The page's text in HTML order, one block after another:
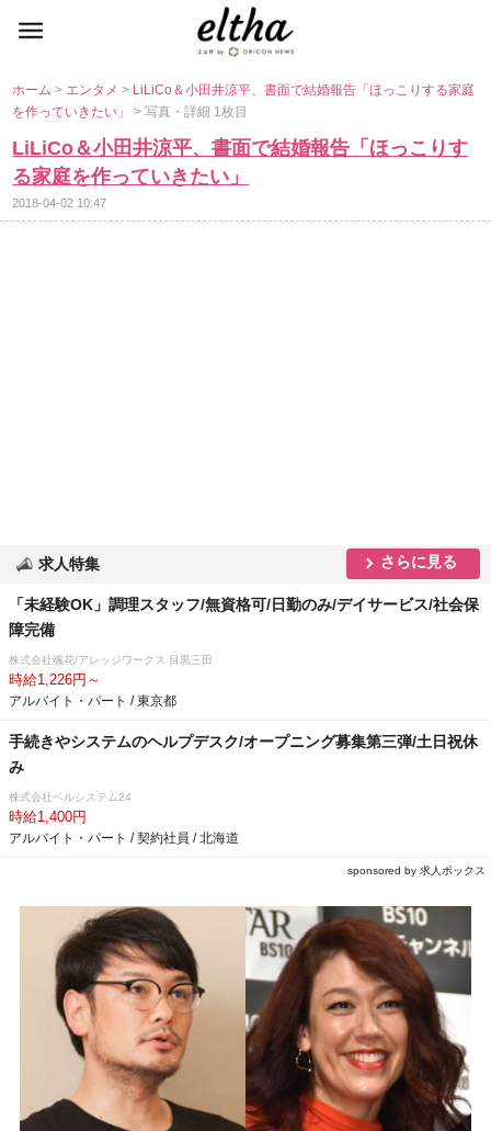
ホーム> エンタメ> LiLiCo＆小田井涼平、書面で結婚報告「ほっこりする家庭
を作っていきたい」> 写真・詳細 1枚目
LiLiCo＆小田井涼平、書面で結婚報告「ほっこりす
る家庭を作っていきたい」
2018-04-02 10:47
求人特集 さらに見る
「未経験OK」調理スタッフ/無資格可/日勤のみ/デイサービス/社会保
障完備
株式会社颯花/アレッジワークス 目黒三田
時給1,226円～
アルバイト・パート / 東京都
手続きやシステムのヘルプデスク/オープニング募集第三弾/土日祝休
み
株式会社ベルシステム24
時給1,400円
アルバイト・パート / 契約社員 / 北海道
sponsored by 求人ボックス